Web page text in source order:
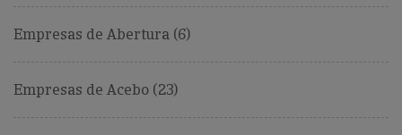
Empresas de Abertura (6)
Empresas de Acebo (23)